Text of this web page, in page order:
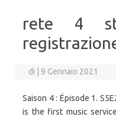
rete 4
di 9 Gennaio 2021
Saison 4 : Épisode 1.
is the first music